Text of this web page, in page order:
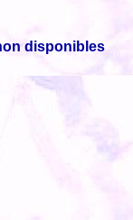
disponibles